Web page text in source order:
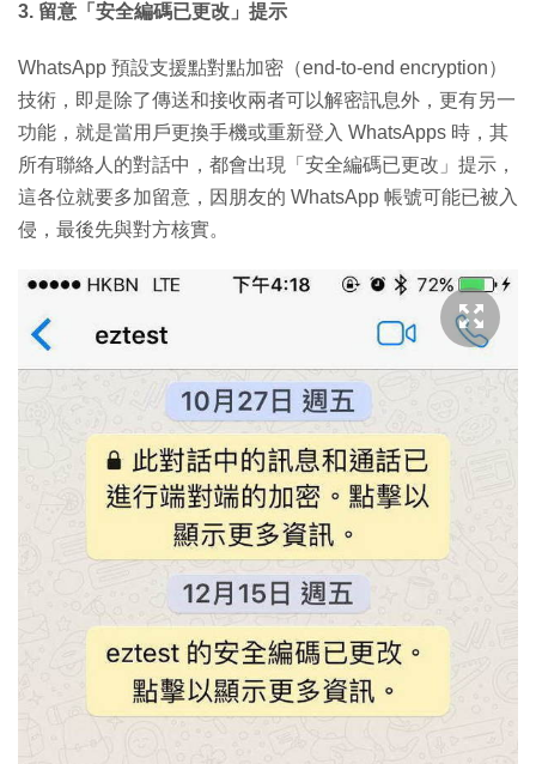
3. 留意「安全編碼已更改」提示
WhatsApp 預設支援點對點加密（end-to-end encryption）
技術，即是除了傳送和接收兩者可以解密訊息外，更有另一
功能，就是當用戶更換手機或重新登入 WhatsApps 時，其
所有聯絡人的對話中，都會出現「安全編碼已更改」提示，
這各位就要多加留意，因朋友的 WhatsApp 帳號可能已被入
侵，最後先與對方核實。